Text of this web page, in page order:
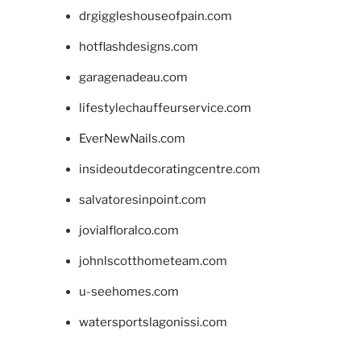
drgiggleshouseofpain.com
hotflashdesigns.com
garagenadeau.com
lifestylechauffeurservice.com
EverNewNails.com
insideoutdecoratingcentre.com
salvatoresinpoint.com
jovialfloralco.com
johnlscotthometeam.com
u-seehomes.com
watersportslagonissi.com